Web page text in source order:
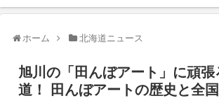
ホーム 北海道ニュース
旭川の「田んぼアート」に頑張
道！ 田んぼアートの歴史と全